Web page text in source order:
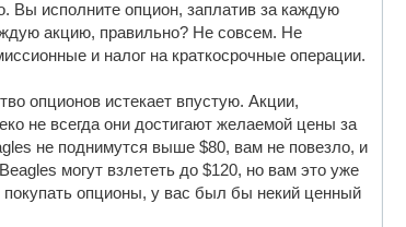
Вы исполните опцион, заплатив за каждую
акцию, правильно? Не совсем. Не
и налог на краткосрочные операции.
опционов истекает впустую. Акции,
не всегда они достигают желаемой цены за
не поднимутся выше $80, вам не повезло, и
могут взлететь до $120, но вам это уже
покупать опционы, у вас был бы некий ценный